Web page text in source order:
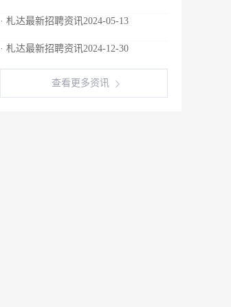
· 札达最新招聘资讯2024-05-13
· 札达最新招聘资讯2024-12-30
查看更多资讯